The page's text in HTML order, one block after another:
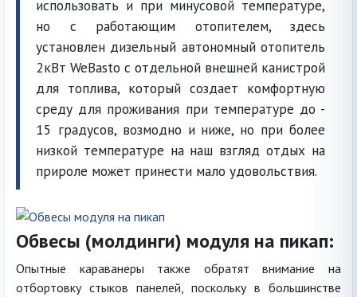
использовать и при минусовой температуре,
но с работающим отопителем, здесь
установлен дизельный автономный отопитель
2кВт WeBasto с отдельной внешней канистрой
для топлива, который создает комфортную
среду для проживания при температуре до -
15 градусов, возмодно и ниже, но при более
низкой температуре на наш взгляд отдых на
прироле может принести мало удовольствия.
Обвесы (молдинги) модуля на пикап:
Опытные караванеры также обратят внимание на
отбортовку стыков панелей, поскольку в большинстве